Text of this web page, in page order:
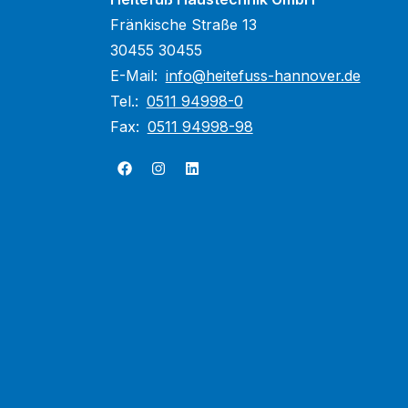
Fränkische Straße 13
30455 30455
E-Mail: info@heitefuss-hannover.de
Tel.: 0511 94998-0
Fax: 0511 94998-98